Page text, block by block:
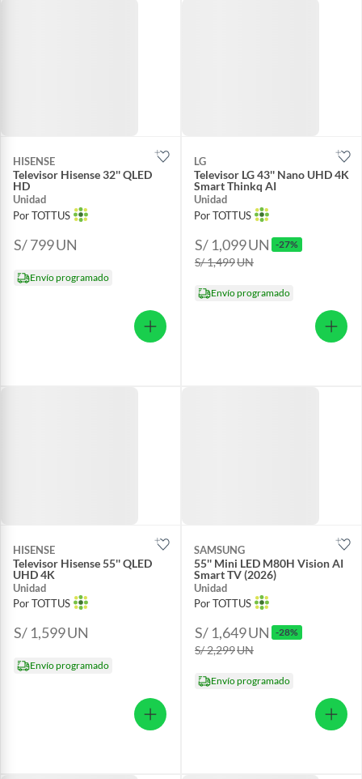
HISENSE
Televisor Hisense 32'' QLED
HD
Unidad
Por TOTTUS
S/ 799UN
Envío programado
LG
Televisor LG 43'' Nano UHD 4K
Smart Thinkq AI
Unidad
Por TOTTUS
S/ 1,099UN -27%
S/ 1,499UN
Envío programado
HISENSE
Televisor Hisense 55'' QLED
UHD 4K
Unidad
Por TOTTUS
S/ 1,599UN
Envío programado
SAMSUNG
55'' Mini LED M80H Vision AI
Smart TV (2026)
Unidad
Por TOTTUS
S/ 1,649UN -28%
S/ 2,299UN
Envío programado